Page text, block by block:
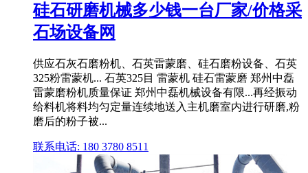
硅石研磨机械多少钱一台厂家/价格采
石场设备网
供应石灰石磨粉机、石英雷蒙磨、硅石磨粉设备、石英
325粉雷蒙机... 石英325目 雷蒙机 硅石雷蒙磨 郑州中磊
雷蒙磨粉机质量保证 郑州中磊机械设备有限...再经振动
给料机将料均匀定量连续地送入主机磨室内进行研磨,粉
磨后的粉子被...
联系电话: 180 3780 8511